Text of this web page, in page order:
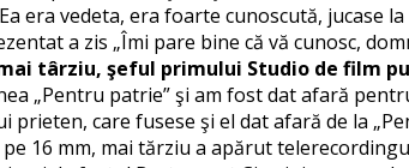
era vedeta, era foarte cunoscută,
a zis „Îmi pare bine că vă cunosc,
târziu, şeful primului Studio de film
„Pentru patrie” şi am fost dat afară
care fusese şi el dat afară de la
16 mm, mai tărziu a apărut